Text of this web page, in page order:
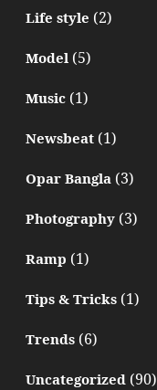
Life style (2)
Model(5)
Music(1)
Newsbeat(1)
Opar Bangla(3)
Photography(3)
Ramp (1)
Tips & Tricks(1)
Trends(6)
Uncategorized(90)